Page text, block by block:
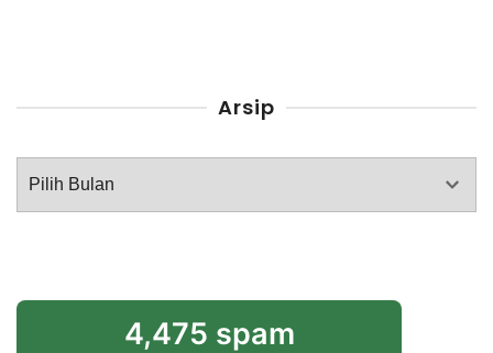
Arsip
Arsip
4,475 spam